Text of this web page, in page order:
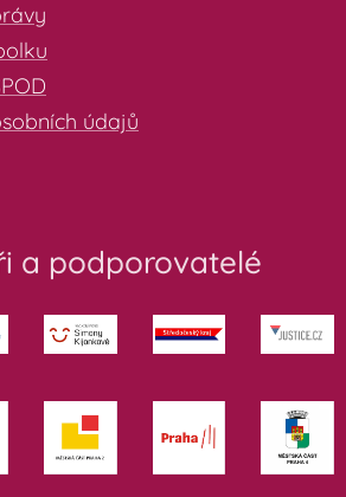
údajů
a podporovatelé